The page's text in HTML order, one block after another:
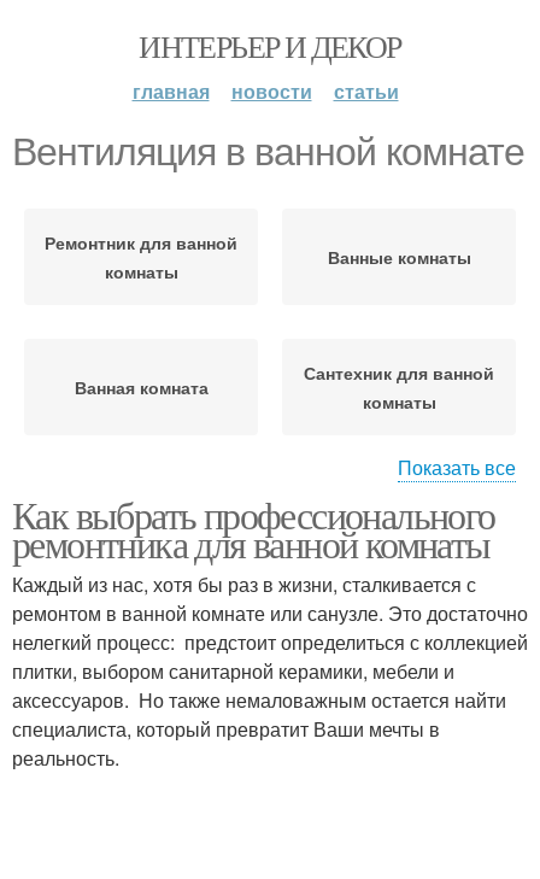
ИНТЕРЬЕР И ДЕКОР
главная новости статьи
Вентиляция в ванной комнате
Ремонтник для ванной
комнаты
Ванные комнаты
Ванная комната
Сантехник для ванной
комнаты
Освещение в ванной
комнате
вентиляция
Комната без окна Вентиляция в глухой
Естественная
Показать все
Как выбрать профессионального
ремонтника для ванной комнаты
Каждый из нас, хотя бы раз в жизни, сталкивается с
ремонтом в ванной комнате или санузле. Это достаточно
нелегкий процесс: предстоит определиться с коллекцией
плитки, выбором санитарной керамики, мебели и
аксессуаров. Но также немаловажным остается найти
специалиста, который превратит Ваши мечты в
реальность.